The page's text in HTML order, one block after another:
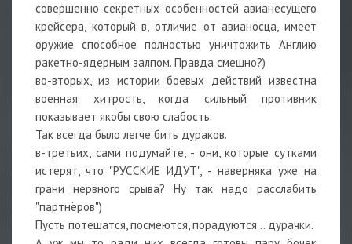
совершенно секретных особенностей авианесущего
крейсера, который в, отличие от авианосца, имеет
оружие способное полностью уничтожить Англию
ракетно-ядерным залпом. Правда смешно?)
во-вторых, из истории боевых действий известна
военная хитрость, когда сильный противник
показывает якобы свою слабость.
Так всегда было легче бить дураков.
в-третьих, сами подумайте, - они, которые сутками
истерят, что "РУССКИЕ ИДУТ", - наверняка уже на
грани нервного срыва? Ну так надо расслабить
"партнёров")
Пусть потешатся, посмеются, порадуются... дурачки.